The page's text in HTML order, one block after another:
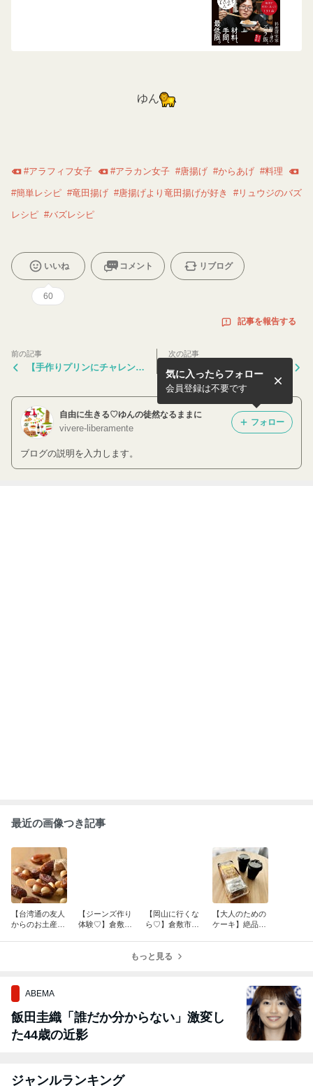
ゆん
#アラフィフ女子 #アラカン女子 #唐揚げ #からあげ #料理
#簡単レシピ #竜田揚げ #唐揚げより竜田揚げが好き #リュウジのバズ
レシピ #バズレシピ
いいね
60
コメント リブログ
記事を報告する
前の記事
【手作りプリンにチャレンジ
次の記事
【50代でも着たい！フラワ
ーモチーフ】痛くならない可
愛いコーデ模索中
自由に生きる♡ゆんの徒然なるままに
vivere-liberamente
ブログの説明を入力します。
気に入ったらフォロー
会員登録は不要です
フォロー
最近の画像つき記事
【台湾通の友人
からのお土産】
【ジーンズ作り
体験♡】倉敷市
【岡山に行くな
ら♡】倉敷市児
【大人のための
ケーキ】絶品く
もっと見る
ABEMA
飯田圭織「誰だか分からない」激変し
た44歳の近影
ジャンルランキング